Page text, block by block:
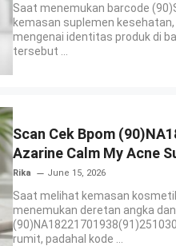
Saat menemukan barcode
kemasan suplemen
mengenai identitas produk di
tersebut ...
Scan Cek Bpom
Azarine Calm My Acne
SPF 35
Rika June 15, 2026
Saat melihat kemasan
menemukan deretan angka
rumit, padahal kode ...